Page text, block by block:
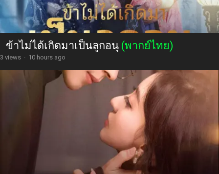
ข้าไม่ได้เกิดมาเป็นลูกอนุ (พากย์ไทย)
3 views · 10 hours ago